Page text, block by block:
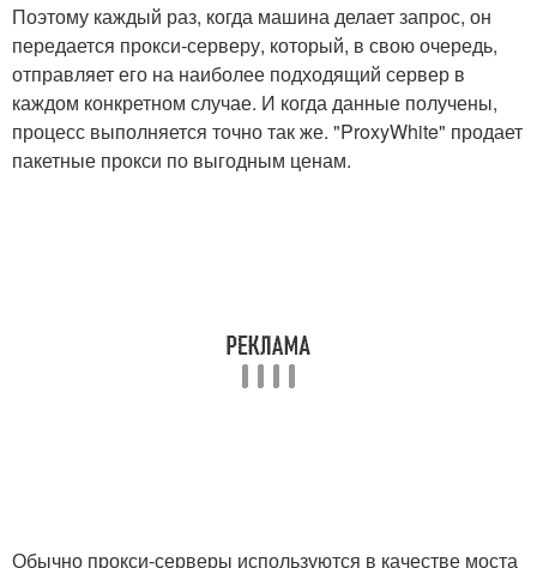
Поэтому каждый раз, когда машина делает запрос, он
передается прокси-серверу, который, в свою очередь,
отправляет его на наиболее подходящий сервер в
каждом конкретном случае. И когда данные получены,
процесс выполняется точно так же. "ProxyWhite" продает
пакетные прокси по выгодным ценам.
Обычно прокси-серверы используются в качестве моста